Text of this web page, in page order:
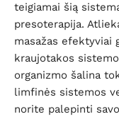
teigiamai šią
presoterapija.
masažas efektyviai
kraujotakos
organizmo šalina
limfinės sistemos
norite palepinti